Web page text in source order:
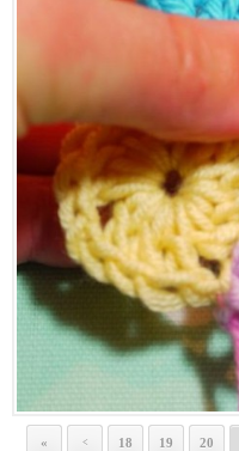
« < 18 19 20